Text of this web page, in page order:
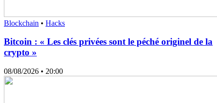
Blockchain • Hacks
Bitcoin : « Les clés privées sont le péché originel de la
crypto »
08/08/2026 • 20:00